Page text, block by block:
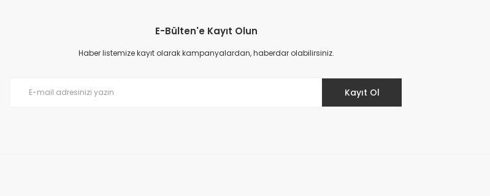
Prime ArtDECO Duvar Kağıdı Tutkalı 500 gr
E-Bülten'e Kayıt Olun
Haber listemize kayıt olarak kampanyalardan, haberdar olabilirsiniz.
Kayıt Ol